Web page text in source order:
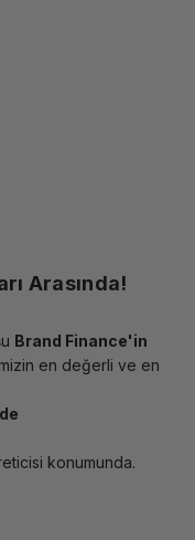
Arasında!
Brand Finance'in
en değerli ve en
konumunda.